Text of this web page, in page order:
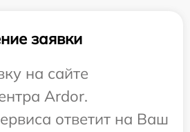
заявки
на сайте
Ardor.
ответит на Ваш